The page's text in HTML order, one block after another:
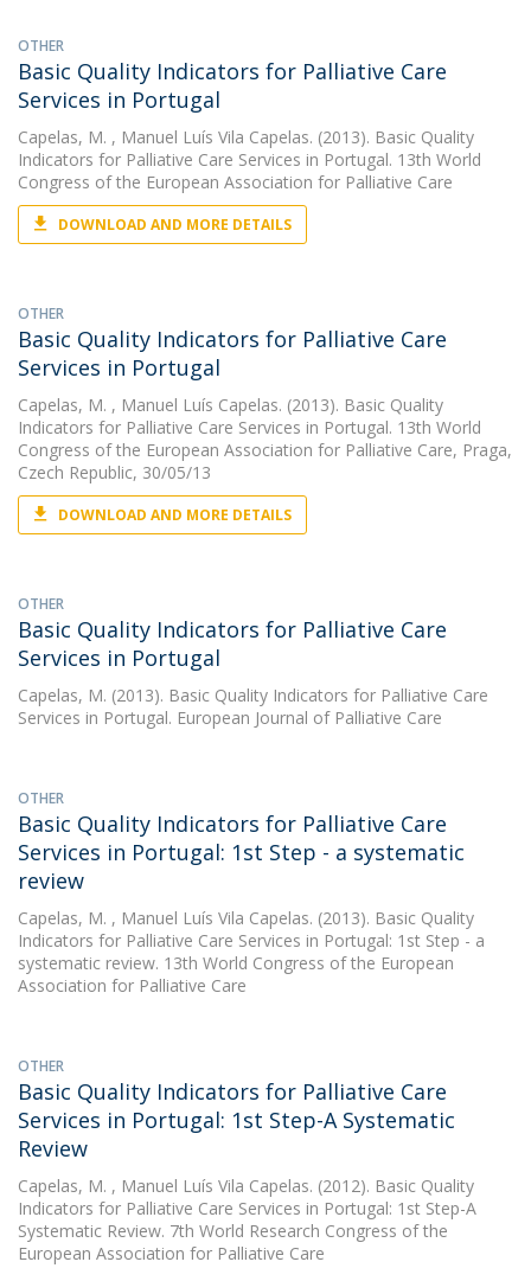
OTHER
Basic Quality Indicators for Palliative Care
Services in Portugal
Capelas, M. , Manuel Luís Vila Capelas. (2013). Basic Quality
Indicators for Palliative Care Services in Portugal. 13th World
Congress of the European Association for Palliative Care
DOWNLOAD AND MORE DETAILS
OTHER
Basic Quality Indicators for Palliative Care
Services in Portugal
Capelas, M. , Manuel Luís Capelas. (2013). Basic Quality
Indicators for Palliative Care Services in Portugal. 13th World
Congress of the European Association for Palliative Care, Praga,
Czech Republic, 30/05/13
DOWNLOAD AND MORE DETAILS
OTHER
Basic Quality Indicators for Palliative Care
Services in Portugal
Capelas, M. (2013). Basic Quality Indicators for Palliative Care
Services in Portugal. European Journal of Palliative Care
OTHER
Basic Quality Indicators for Palliative Care
Services in Portugal: 1st Step - a systematic
review
Capelas, M. , Manuel Luís Vila Capelas. (2013). Basic Quality
Indicators for Palliative Care Services in Portugal: 1st Step - a
systematic review. 13th World Congress of the European
Association for Palliative Care
OTHER
Basic Quality Indicators for Palliative Care
Services in Portugal: 1st Step-A Systematic
Review
Capelas, M. , Manuel Luís Vila Capelas. (2012). Basic Quality
Indicators for Palliative Care Services in Portugal: 1st Step-A
Systematic Review. 7th World Research Congress of the
European Association for Palliative Care